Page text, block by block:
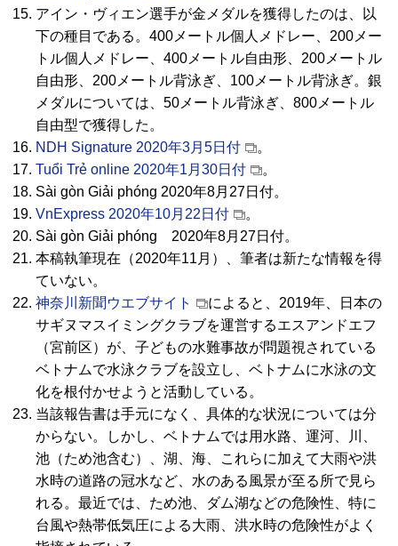
アイン・ヴィエン選手が金メダルを獲得したのは、以
下の種目である。400メートル個人メドレー、200メー
トル個人メドレー、400メートル自由形、200メートル
自由形、200メートル背泳ぎ、100メートル背泳ぎ。銀
メダルについては、50メートル背泳ぎ、800メートル
自由型で獲得した。
NDH Signature 2020年3月5日付
。
Tuổi Trẻ online 2020年1月30日付
。
Sài gòn Giải phóng 2020年8月27日付。
VnExpress 2020年10月22日付
。
Sài gòn Giải phóng 2020年8月27日付。
本稿執筆現在（2020年11月）、筆者は新たな情報を得
ていない。
神奈川新聞ウエブサイト
によると、2019年、日本の
サギヌマスイミングクラブを運営するエスアンドエフ
（宮前区）が、子どもの水難事故が問題視されている
ベトナムで水泳クラブを設立し、ベトナムに水泳の文
化を根付かせようと活動している。
当該報告書は手元になく、具体的な状況については分
からない。しかし、ベトナムでは用水路、運河、川、
池（ため池含む）、湖、海、これらに加えて大雨や洪
水時の道路の冠水など、水のある風景が至る所で見ら
れる。最近では、ため池、ダム湖などの危険性、特に
台風や熱帯低気圧による大雨、洪水時の危険性がよく